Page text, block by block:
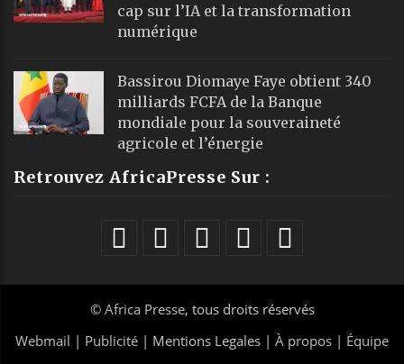
cap sur l’IA et la transformation
numérique
Bassirou Diomaye Faye obtient 340
milliards FCFA de la Banque
mondiale pour la souveraineté
agricole et l’énergie
Retrouvez AfricaPresse Sur :
© Africa Presse, tous droits réservés
Webmail | Publicité | Mentions Legales | À propos | Équipe